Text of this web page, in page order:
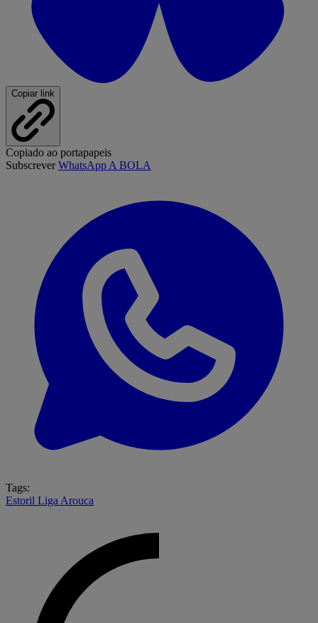
Copiar link
Copiado ao portapapeis
SubscreverWhatsApp A BOLA
Tags:
Estoril Liga Arouca